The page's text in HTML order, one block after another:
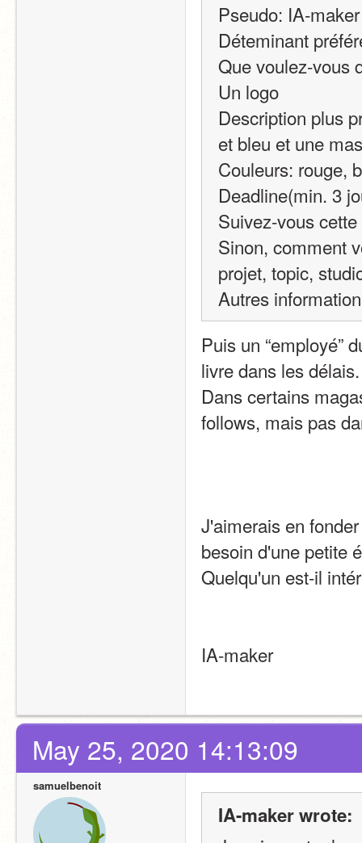
Pseudo: IA-maker
Déteminant
Que voulez-vous
Un logo
Description plus
et bleu et une
Couleurs: rouge,
Deadline(min. 3
Suivez-vous
Sinon, comment
projet, topic,
Autres
Puis un “employé”
livre dans les délais.
Dans certains
follows, mais pas
J'aimerais en
besoin d'une petite
Quelqu'un est-il
IA-maker
May 25, 2020 14:13:09
samuelbenoit
IA-maker wrote: